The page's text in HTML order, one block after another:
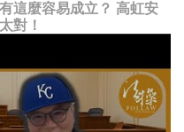
這麼容易成立？ 高虹安
對！